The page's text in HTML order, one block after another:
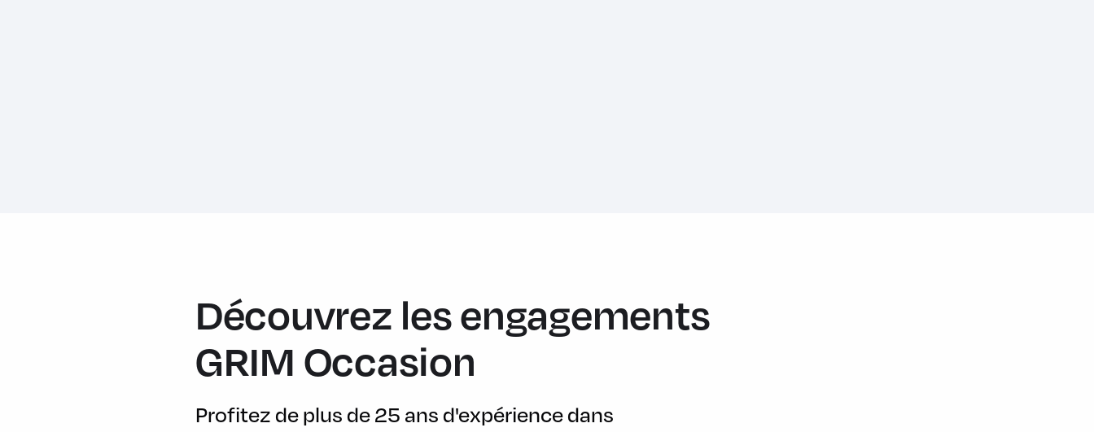
Limiteur de vitesse intelligent (affichage instantané des limitations de vitesse sur le tableau de bord)
Peinture non métallisée Bleu Abysse
Phares antibrouillard AV avec fonction éclairage des angles
Découvrez les engagements
GRIM Occasion
Profitez de plus de 25 ans d'expérience dans